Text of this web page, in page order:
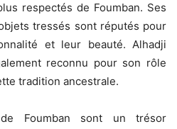
respectés de Foumban. Ses
tressés sont réputés pour
et leur beauté. Alhadji
reconnu pour son rôle
tradition ancestrale.
Foumban sont un trésor